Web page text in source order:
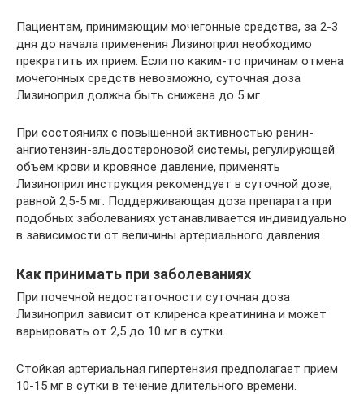
Пациентам, принимающим мочегонные средства, за 2-3
дня до начала применения Лизиноприл необходимо
прекратить их прием. Если по каким-то причинам отмена
мочегонных средств невозможно, суточная доза
Лизиноприл должна быть снижена до 5 мг.
При состояниях с повышенной активностью ренин-
ангиотензин-альдостероновой системы, регулирующей
объем крови и кровяное давление, применять
Лизиноприл инструкция рекомендует в суточной дозе,
равной 2,5-5 мг. Поддерживающая доза препарата при
подобных заболеваниях устанавливается индивидуально
в зависимости от величины артериального давления.
Как принимать при заболеваниях
При почечной недостаточности суточная доза
Лизиноприл зависит от клиренса креатинина и может
варьировать от 2,5 до 10 мг в сутки.
Стойкая артериальная гипертензия предполагает прием
10-15 мг в сутки в течение длительного времени.